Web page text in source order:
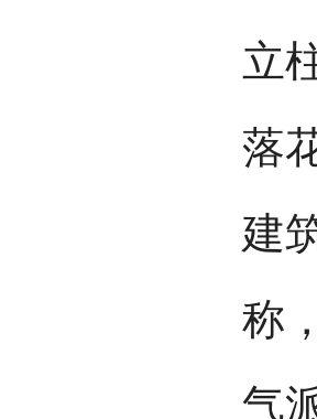
立
落
建
称
气